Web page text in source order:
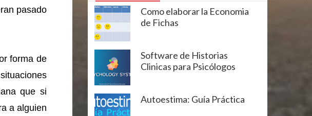
pasado
forma de
que si
a alguien
Como elaborar la Economia
de Fichas
Software de Historias
Clinicas para Psicólogos
Autoestima: Guía Práctica